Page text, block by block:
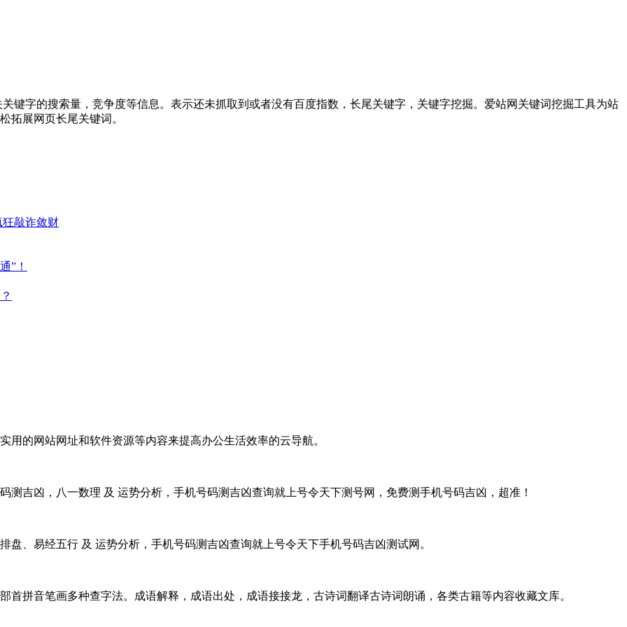
键字的搜索量，竞争度等信息。表示还未抓取到或者没有百度指数，长尾关键字，关键字挖掘。爱站网关键词挖掘工具为站
拓展网页长尾关键词。
敲诈敛财
”！
的网站网址和软件资源等内容来提高办公生活效率的云导航。
测吉凶，八一数理 及 运势分析，手机号码测吉凶查询就上号令天下测号网，免费测手机号码吉凶，超准！
、易经五行 及 运势分析，手机号码测吉凶查询就上号令天下手机号码吉凶测试网。
首拼音笔画多种查字法。成语解释，成语出处，成语接接龙，古诗词翻译古诗词朗诵，各类古籍等内容收藏文库。